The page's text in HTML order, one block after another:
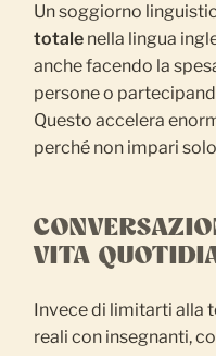
Un soggiorno
totale nella lingua
anche facendo la
persone o
Questo accelera
perché non impari
VITA
Invece di limitarti alla
reali con insegnanti,